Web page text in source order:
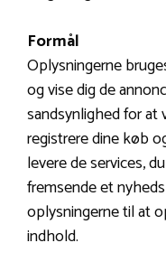
Formål
Oplysningerne
og vise dig de
sandsynlighed for
registrere dine køb
levere de services,
fremsende et
oplysningerne til at
indhold.